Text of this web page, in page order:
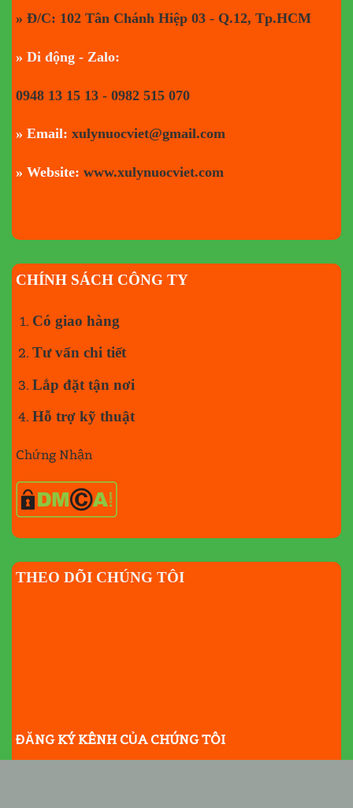
» Đ/C: 102 Tân Chánh Hiệp 03 - Q.12, Tp.HCM
» Di động - Zalo:
0948 13 15 13 - 0982 515 070
» Email: xulynuocviet@gmail.com
» Website: www.xulynuocviet.com
CHÍNH SÁCH CÔNG TY
Có giao hàng
Tư vấn chi tiết
Lắp đặt tận nơi
Hỗ trợ kỹ thuật
Chứng Nhận
THEO DÕI CHÚNG TÔI
ĐĂNG KÝ KÊNH CỦA CHÚNG TÔI